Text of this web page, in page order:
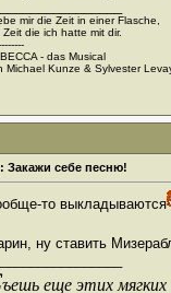
mir die Zeit in einer Flasche,
Zeit die ich hatte mit dir.
- das Musical
Michael Kunze & Sylvester
Закажи себе песню!
то выкладываются
ну ставить
ъешь еще этих мягких